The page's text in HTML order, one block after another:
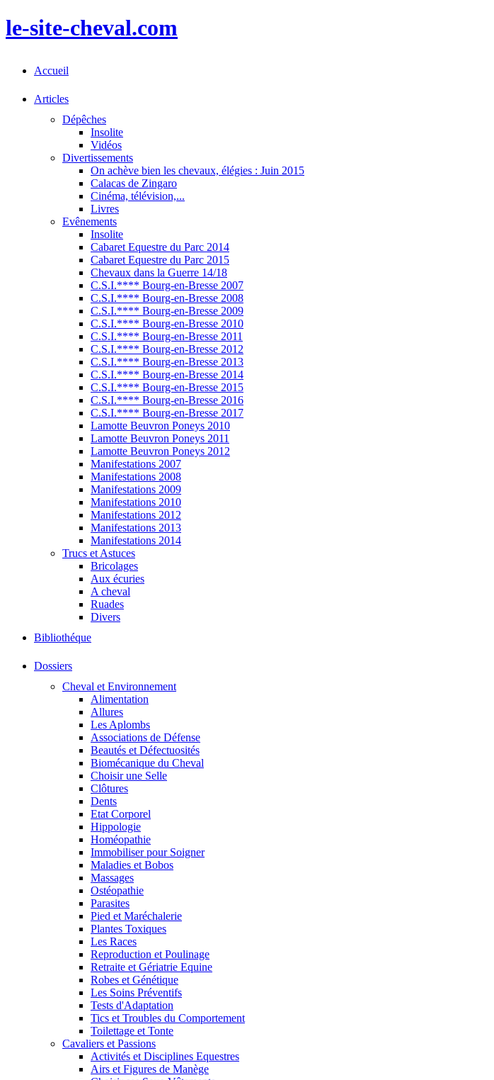
le-site-cheval.com
Accueil
Articles
Dépêches
Insolite
Vidéos
Divertissements
On achève bien les chevaux, élégies : Juin 2015
Calacas de Zingaro
Cinéma, télévision,...
Livres
Evênements
Insolite
Cabaret Equestre du Parc 2014
Cabaret Equestre du Parc 2015
Chevaux dans la Guerre 14/18
C.S.I.**** Bourg-en-Bresse 2007
C.S.I.**** Bourg-en-Bresse 2008
C.S.I.**** Bourg-en-Bresse 2009
C.S.I.**** Bourg-en-Bresse 2010
C.S.I.**** Bourg-en-Bresse 2011
C.S.I.**** Bourg-en-Bresse 2012
C.S.I.**** Bourg-en-Bresse 2013
C.S.I.**** Bourg-en-Bresse 2014
C.S.I.**** Bourg-en-Bresse 2015
C.S.I.**** Bourg-en-Bresse 2016
C.S.I.**** Bourg-en-Bresse 2017
Lamotte Beuvron Poneys 2010
Lamotte Beuvron Poneys 2011
Lamotte Beuvron Poneys 2012
Manifestations 2007
Manifestations 2008
Manifestations 2009
Manifestations 2010
Manifestations 2012
Manifestations 2013
Manifestations 2014
Trucs et Astuces
Bricolages
Aux écuries
A cheval
Ruades
Divers
Bibliothéque
Dossiers
Cheval et Environnement
Alimentation
Allures
Les Aplombs
Associations de Défense
Beautés et Défectuosités
Biomécanique du Cheval
Choisir une Selle
Clôtures
Dents
Etat Corporel
Hippologie
Homéopathie
Immobiliser pour Soigner
Maladies et Bobos
Massages
Ostéopathie
Parasites
Pied et Maréchalerie
Plantes Toxiques
Les Races
Reproduction et Poulinage
Retraite et Gériatrie Equine
Robes et Génétique
Les Soins Préventifs
Tests d'Adaptation
Tics et Troubles du Comportement
Toilettage et Tonte
Cavaliers et Passions
Activités et Disciplines Equestres
Airs et Figures de Manège